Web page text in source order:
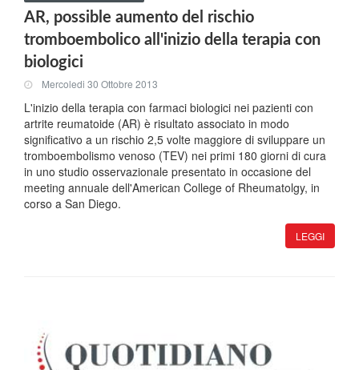
AR, possible aumento del rischio
tromboembolico all'inizio della terapia con
biologici
Mercoledi 30 Ottobre 2013
L'inizio della terapia con farmaci biologici nei pazienti con
artrite reumatoide (AR) è risultato associato in modo
significativo a un rischio 2,5 volte maggiore di sviluppare un
tromboembolismo venoso (TEV) nei primi 180 giorni di cura
in uno studio osservazionale presentato in occasione del
meeting annuale dell'American College of Rheumatolgy, in
corso a San Diego.
LEGGI